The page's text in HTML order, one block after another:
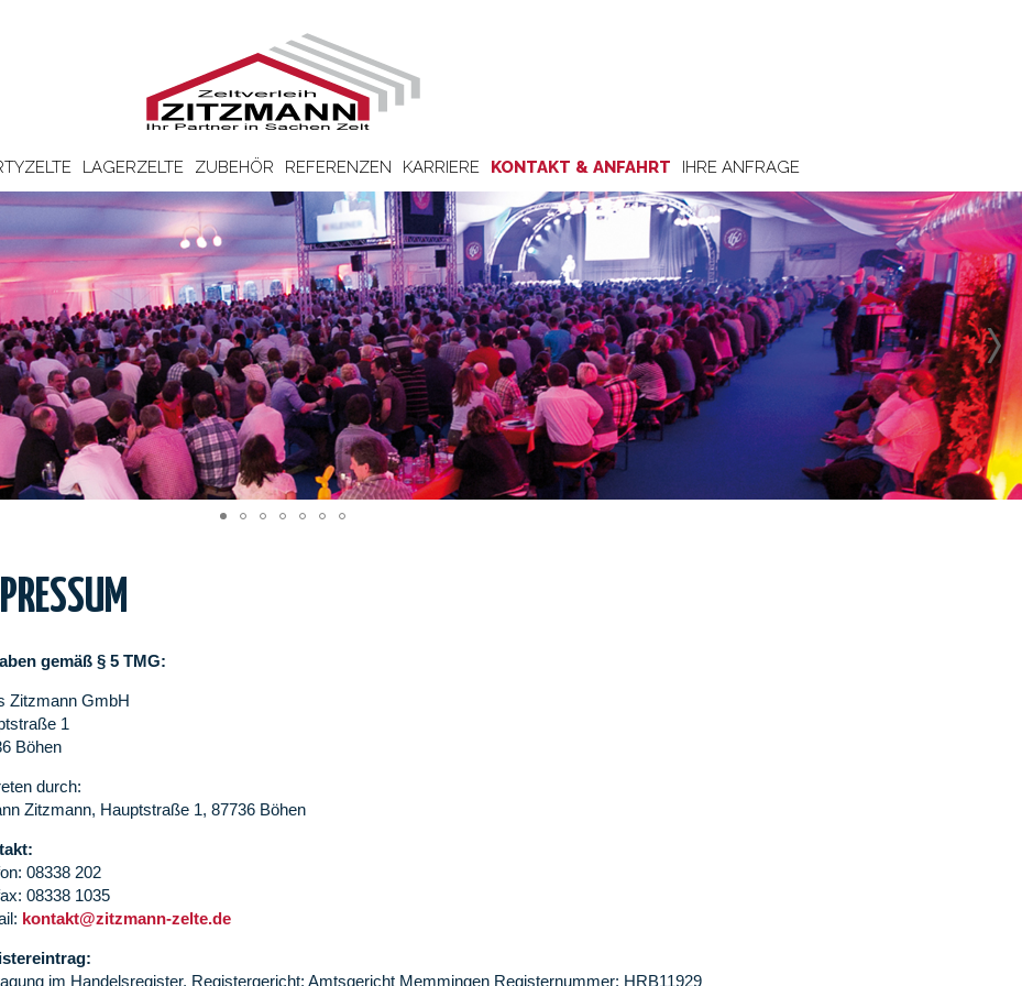
LAGERZELTE ZUBEHÖR REFERENZEN KARRIERE KONTAKT & ANFAHRT IHRE ANFRAGE
gemäß § 5 TMG:
Zitzmann GmbH
1
Böhen
durch:
Zitzmann, Hauptstraße 1, 87736 Böhen
08338 202
08338 1035
kontakt@zitzmann-zelte.de
im Handelsregister. Registergericht: Amtsgericht Memmingen Registernummer: HRB11929